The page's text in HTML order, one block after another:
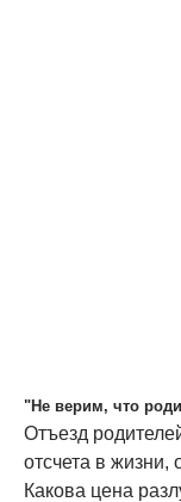
"Не верим, что
Отъезд
отсчета в жизни,
Какова цена